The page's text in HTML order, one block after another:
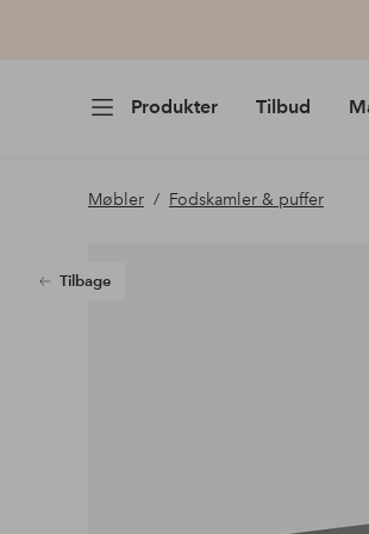
Produkter Tilbud
Møbler Fodskamler & puffer
Tilbage